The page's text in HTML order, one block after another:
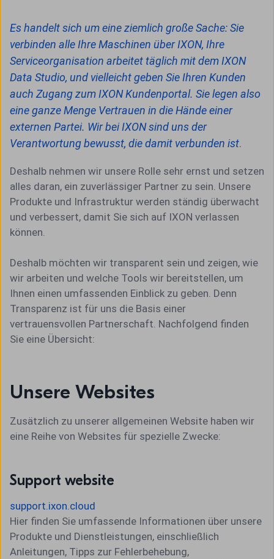
Es handelt sich um eine ziemlich große Sache: Sie
verbinden alle Ihre Maschinen über IXON, Ihre
Serviceorganisation arbeitet täglich mit dem IXON
Data Studio, und vielleicht geben Sie Ihren Kunden
auch Zugang zum IXON Kundenportal. Sie legen also
eine ganze Menge Vertrauen in die Hände einer
externen Partei. Wir bei IXON sind uns der
Verantwortung bewusst, die damit verbunden ist.
Deshalb nehmen wir unsere Rolle sehr ernst und setzen
alles daran, ein zuverlässiger Partner zu sein. Unsere
Produkte und Infrastruktur werden ständig überwacht
und verbessert, damit Sie sich auf IXON verlassen
können.
Deshalb möchten wir transparent sein und zeigen, wie
wir arbeiten und welche Tools wir bereitstellen, um
Ihnen einen umfassenden Einblick zu geben. Denn
Transparenz ist für uns die Basis einer
vertrauensvollen Partnerschaft. Nachfolgend finden
Sie eine Übersicht:
Unsere Websites
Zusätzlich zu unserer allgemeinen Website haben wir
eine Reihe von Websites für spezielle Zwecke:
Support website
support.ixon.cloud
Hier finden Sie umfassende Informationen über unsere
Produkte und Dienstleistungen, einschließlich
Anleitungen, Tipps zur Fehlerbehebung,